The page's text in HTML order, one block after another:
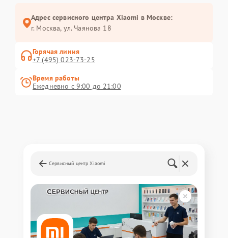
Адрес сервисного центра Xiaomi в Москве:
г. Москва, ул. Чаянова 18
Горячая линия
+7 (495) 023-73-25
Время работы
Ежедневно с 9:00 до 21:00
Сервисный центр Xiaomi